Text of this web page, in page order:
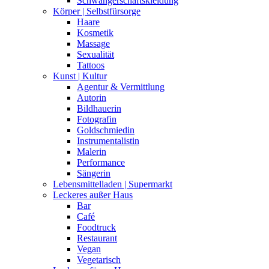
Körper | Selbstfürsorge
Haare
Kosmetik
Massage
Sexualität
Tattoos
Kunst | Kultur
Agentur & Vermittlung
Autorin
Bildhauerin
Fotografin
Goldschmiedin
Instrumentalistin
Malerin
Performance
Sängerin
Lebensmittelladen | Supermarkt
Leckeres außer Haus
Bar
Café
Foodtruck
Restaurant
Vegan
Vegetarisch